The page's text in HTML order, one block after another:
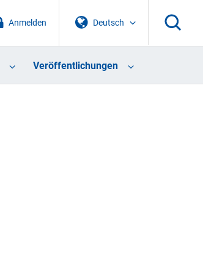
Deutsch
Anmelden
Veröffentlichungen